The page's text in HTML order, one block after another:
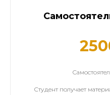
Студент получает